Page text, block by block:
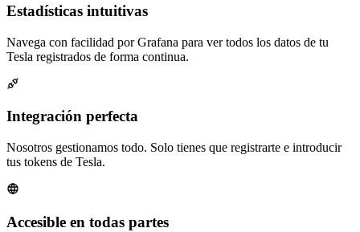
Estadísticas intuitivas
Navega con facilidad por Grafana para ver todos los datos de tu
Tesla registrados de forma continua.
Integración perfecta
Nosotros gestionamos todo. Solo tienes que registrarte e introducir
tus tokens de Tesla.
Accesible en todas partes